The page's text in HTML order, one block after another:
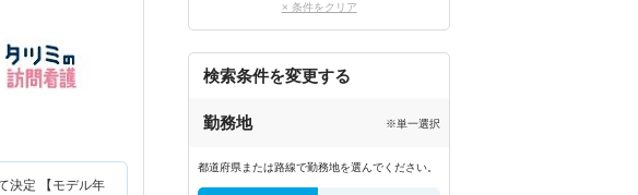
決定 【モデル年
× 条件をクリア
検索条件を変更する
勤務地 ※単一選択
都道府県または路線で勤務地を選んでください。